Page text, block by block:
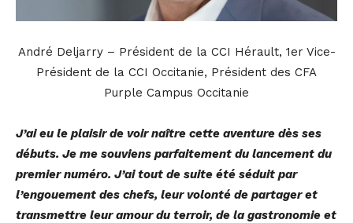
André Deljarry – Président de la CCI Hérault, 1er Vice-
Président de la CCI Occitanie, Président des CFA
Purple Campus Occitanie
J’ai eu le plaisir de voir naître cette aventure dès ses
débuts. Je me souviens parfaitement du lancement du
premier numéro. J’ai tout de suite été séduit par
l’engouement des chefs, leur volonté de partager et
transmettre leur amour du terroir, de la gastronomie et